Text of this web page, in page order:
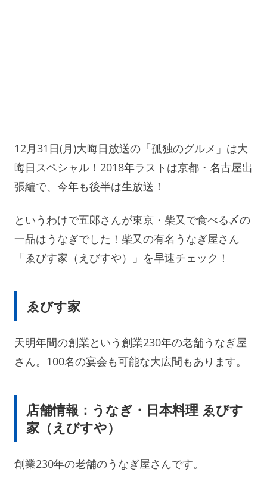
12月31日(月)大晦日放送の「孤独のグルメ」は大
晦日スペシャル！2018年ラストは京都・名古屋出
張編で、今年も後半は生放送！
というわけで五郎さんが東京・柴又で食べる〆の
一品はうなぎでした！柴又の有名うなぎ屋さん
「ゑびす家（えびすや）」を早速チェック！
ゑびす家
天明年間の創業という創業230年の老舗うなぎ屋
さん。100名の宴会も可能な大広間もあります。
店舗情報：うなぎ・日本料理 ゑびす
家（えびすや）
創業230年の老舗のうなぎ屋さんです。